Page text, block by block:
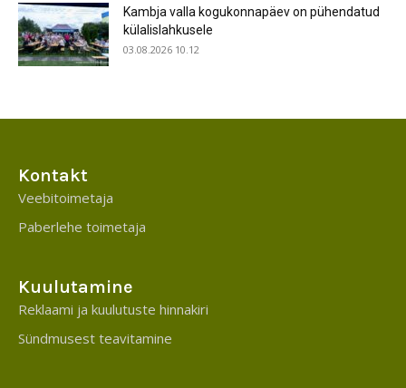
Kambja valla kogukonnapäev on pühendatud
külalislahkusele
03.08.2026 10.12
Kontakt
Veebitoimetaja
Paberlehe toimetaja
Kuulutamine
Reklaami ja kuulutuste hinnakiri
Sündmusest teavitamine